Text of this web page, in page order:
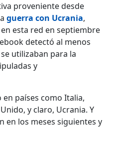
proveniente desde
guerra con Ucrania,
esta red en septiembre
detectó al menos
utilizaban para la
y
países como Italia,
y claro, Ucrania. Y
en los meses siguientes y